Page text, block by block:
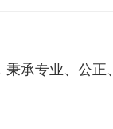
承专业、公